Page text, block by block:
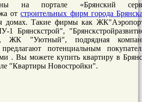
на портале «Брянский
отстроительных фирм города
домах. Такие фирмы как
ЖК "Уютный", подрядная
потенциальным
. Вы можете купить квартиру в
"Квартиры Новостройки".